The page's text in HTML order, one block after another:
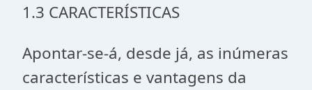
1.3 CARACTERÍSTICAS
Apontar-se-á, desde já, as inúmeras
características e vantagens da